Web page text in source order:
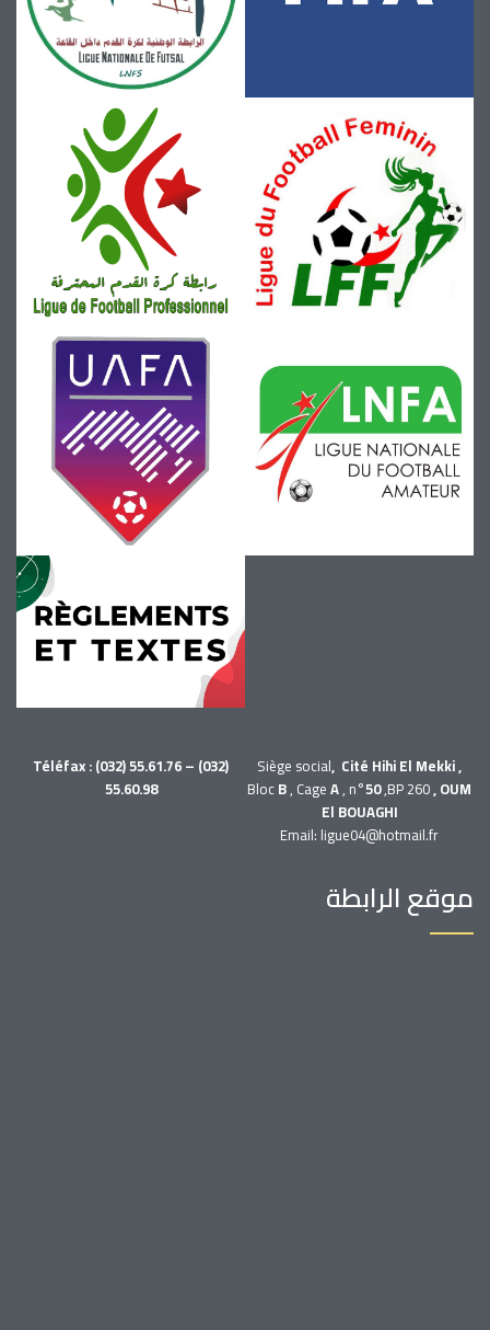
Siège social, Cité Hihi El Mekki ,
BlocB, CageA, n°50,BP 260, OUM
El BOUAGHI
Téléfax : (032) 55.61.76 – (032)
55.60.98
Email: ligue04@hotmail.fr
موقع الرابطة